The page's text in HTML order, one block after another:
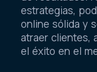
estrategias,
online sólida y
atraer clientes,
el éxito en el